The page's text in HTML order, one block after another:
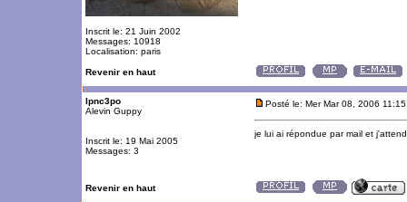
Inscrit le: 21 Juin 2002
Messages: 10918
Localisation: paris
Revenir en haut
lpnc3po
Alevin Guppy
Inscrit le: 19 Mai 2005
Messages: 3
Posté le: Mer Mar 08, 2006
je lui ai répondue par mail et
Revenir en haut